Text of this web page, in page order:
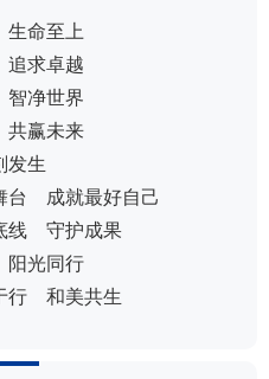
生命至上
追求卓越
智净世界
共赢未来
发生
台 成就最好自己
线 守护成果
阳光同行
行 和美共生